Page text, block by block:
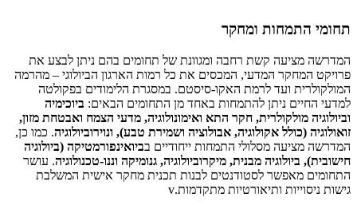
תחומי התמחות ומחקר
המדרשה מציעה קשת רחבה ומגוונת של תחומים בהם ניתן לבצע את
פרויקט המחקר המדעי, המכסים את כל רמות הארגון הביולוגי – מהרמה
המולקולרית ועד לרמת האקו-סיסטם. במסגרת הלימודים בפקולטה
למדעי החיים ניתן להתמחות באחד מן התחומים הבאים: ביוכימיה
וביולוגיה מולקולרית, חקר התא ואימונולוגיה, מדעי הצמח ואבטחת מזון,
זואולוגיה (כולל אקולוגיה, אבולוציה ושמירת טבע), ונוירוביולוגיה. כמו כן,
המדרשה מציעה מסלולי התמחות ייחודיים בביואינפורמטיקה (ביולוגיה
חישובית), ביולוגיה מבנית, מיקרוביולוגיה, גנומיקה וננו-טכנולוגיה. עושר
התחומים מאפשר לסטודנטים לבנות תכנית מחקר אישית המשלבת
גישות ניסוייות ותיאורטיות מתקדמות.v